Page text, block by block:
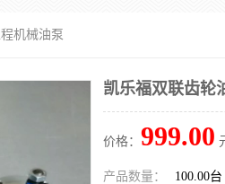
机械油泵
凯乐福双联齿轮
价格： 999.00
产品数量： 100.00台